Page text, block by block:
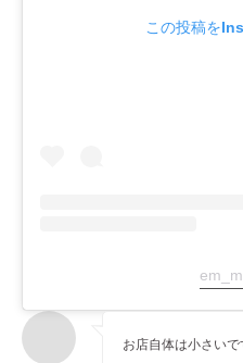
この投稿を
お店自体は小さい